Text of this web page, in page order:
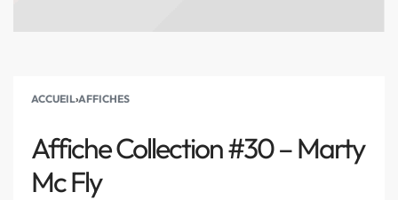
ACCUEIL›AFFICHES
Affiche Collection #30 – Marty
Mc Fly